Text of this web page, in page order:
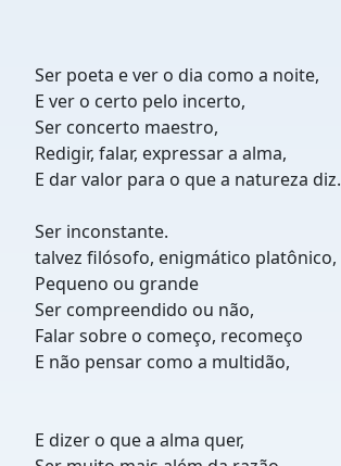
Ser poeta e ver o dia como a noite,
E ver o certo pelo incerto,
Ser concerto maestro,
Redigir, falar, expressar a alma,
E dar valor para o que a natureza diz.
Ser inconstante.
talvez filósofo, enigmático platônico,
Pequeno ou grande
Ser compreendido ou não,
Falar sobre o começo, recomeço
E não pensar como a multidão,
E dizer o que a alma quer,